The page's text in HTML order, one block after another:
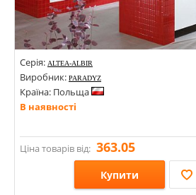
Серія: ALTEA-ALBIR
Виробник: PARADYZ
Країна: Польща
В наявності
Ціна товарів від: 363.05
Купити